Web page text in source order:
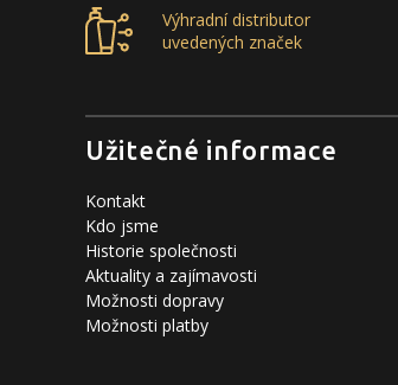
Výhradní distributor
uvedených značek
Užitečné informace
Kontakt
Kdo jsme
Historie společnosti
Aktuality a zajímavosti
Možnosti dopravy
Možnosti platby